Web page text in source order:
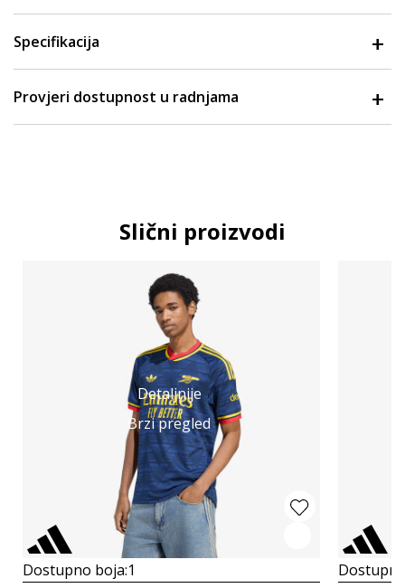
Specifikacija
Provjeri dostupnost u radnjama
Slični proizvodi
Detaljnije
Brzi pregled
Dostupno boja:1